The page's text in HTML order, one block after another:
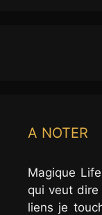
A NOTER
Magique
qui veut dire
liens je